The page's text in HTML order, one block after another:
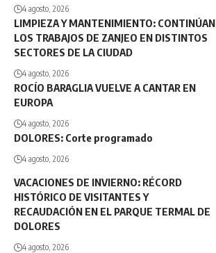
4 agosto, 2026
LIMPIEZA Y MANTENIMIENTO: CONTINÚAN
LOS TRABAJOS DE ZANJEO EN DISTINTOS
SECTORES DE LA CIUDAD
4 agosto, 2026
ROCÍO BARAGLIA VUELVE A CANTAR EN
EUROPA
4 agosto, 2026
DOLORES: Corte programado
4 agosto, 2026
VACACIONES DE INVIERNO: RÉCORD
HISTÓRICO DE VISITANTES Y
RECAUDACIÓN EN EL PARQUE TERMAL DE
DOLORES
4 agosto, 2026